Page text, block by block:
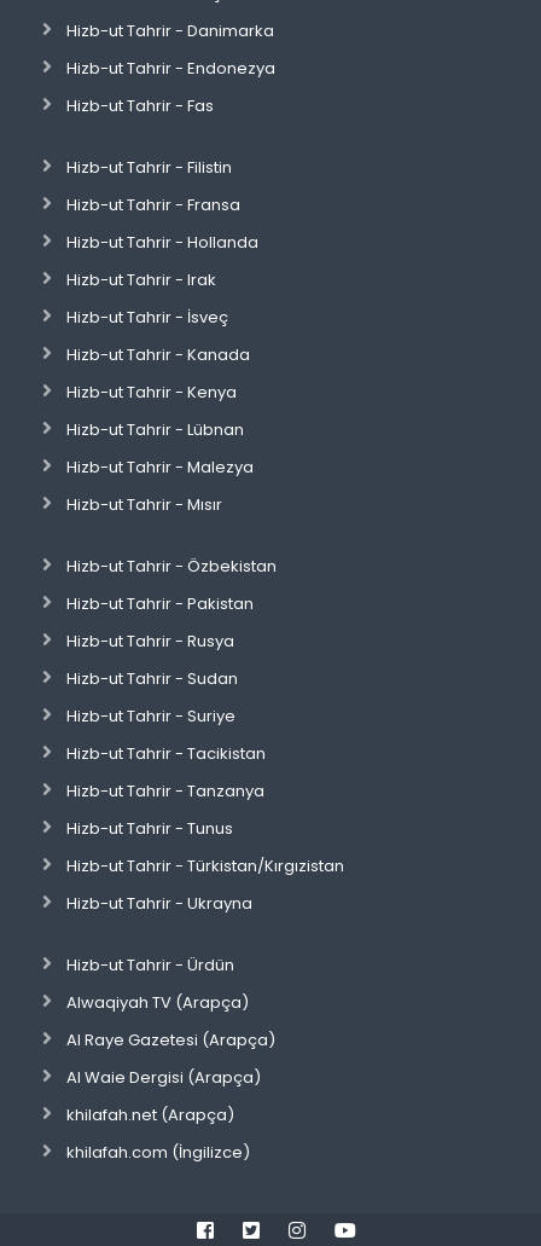
Hizb-ut Tahrir - Danimarka
Hizb-ut Tahrir - Endonezya
Hizb-ut Tahrir - Fas
Hizb-ut Tahrir - Filistin
Hizb-ut Tahrir - Fransa
Hizb-ut Tahrir - Hollanda
Hizb-ut Tahrir - Irak
Hizb-ut Tahrir - İsveç
Hizb-ut Tahrir - Kanada
Hizb-ut Tahrir - Kenya
Hizb-ut Tahrir - Lübnan
Hizb-ut Tahrir - Malezya
Hizb-ut Tahrir - Mısır
Hizb-ut Tahrir - Özbekistan
Hizb-ut Tahrir - Pakistan
Hizb-ut Tahrir - Rusya
Hizb-ut Tahrir - Sudan
Hizb-ut Tahrir - Suriye
Hizb-ut Tahrir - Tacikistan
Hizb-ut Tahrir - Tanzanya
Hizb-ut Tahrir - Tunus
Hizb-ut Tahrir - Türkistan/Kırgızistan
Hizb-ut Tahrir - Ukrayna
Hizb-ut Tahrir - Ürdün
Alwaqiyah TV (Arapça)
Al Raye Gazetesi (Arapça)
Al Waie Dergisi (Arapça)
khilafah.net (Arapça)
khilafah.com (İngilizce)